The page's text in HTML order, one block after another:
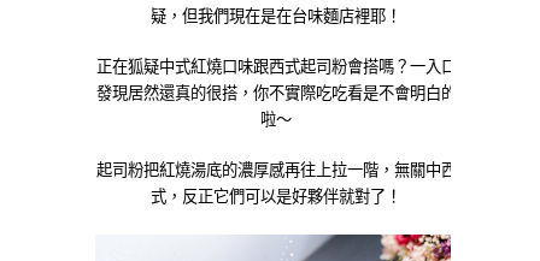
疑，但我們現在是在台味麵店裡耶！
正在狐疑中式紅燒口味跟西式起司粉會搭嗎？一入口
發現居然還真的很搭，你不實際吃吃看是不會明白的
啦～
起司粉把紅燒湯底的濃厚感再往上拉一階，無關中西
式，反正它們可以是好夥伴就對了！